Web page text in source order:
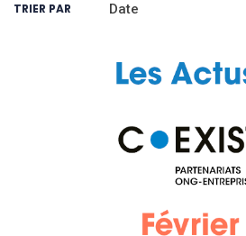
TRIER PAR